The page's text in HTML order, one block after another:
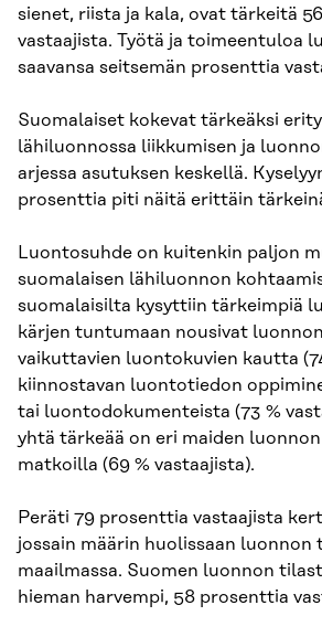
sienet, riista ja kala, ovat tärkeitä
vastaajista. Työtä ja toimeentuloa
saavansa seitsemän prosenttia
Suomalaiset kokevat tärkeäksi
lähiluonnossa liikkumisen ja
arjessa asutuksen keskellä.
prosenttia piti näitä erittäin
Luontosuhde on kuitenkin paljon
suomalaisen lähiluonnon
suomalaisilta kysyttiin tärkeimpiä
kärjen tuntumaan nousivat
vaikuttavien luontokuvien kautta
kiinnostavan luontotiedon
tai luontodokumenteista (73 %
yhtä tärkeää on eri maiden
matkoilla (69 % vastaajista).
Peräti 79 prosenttia vastaajista
jossain määrin huolissaan luonnon
maailmassa. Suomen luonnon
hieman harvempi, 58 prosenttia